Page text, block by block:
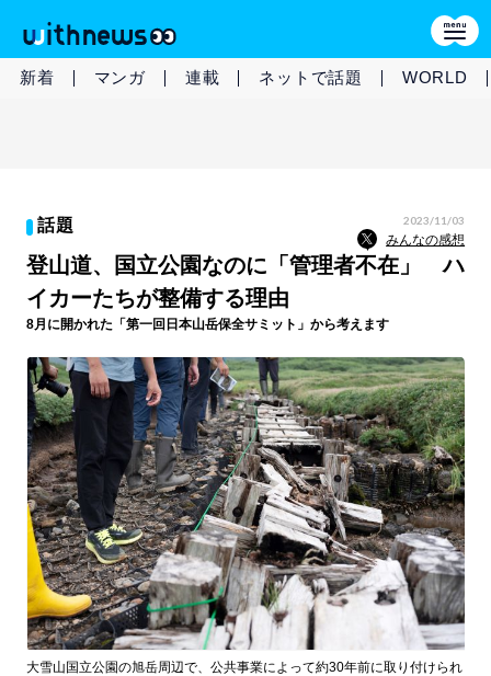
新着 マンガ 連載 ネットで話題 WORLD
話題 2023/11/03
みんなの感想
登山道、国立公園なのに「管理者不在」 ハ
イカーたちが整備する理由
8月に開かれた「第一回日本山岳保全サミット」から考えます
大雪山国立公園の旭岳周辺で、公共事業によって約30年前に取り付けられ